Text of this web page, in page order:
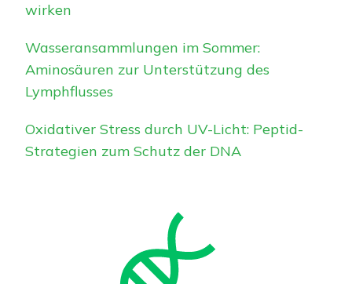
wirken
Wasseransammlungen im Sommer:
Aminosäuren zur Unterstützung des
Lymphflusses
Oxidativer Stress durch UV-Licht: Peptid-
Strategien zum Schutz der DNA